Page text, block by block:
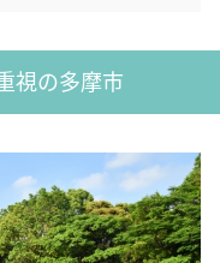
視の多摩市